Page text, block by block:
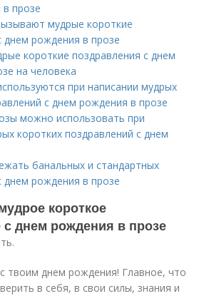
прозе
мудрые короткие
днем рождения в прозе
короткие поздравления с днем
на человека
при написании мудрых
с днем рождения в прозе
можно использовать при
коротких поздравлений с днем
банальных и стандартных
днем рождения в прозе
короткое
с днем рождения в прозе
твоим днем рождения! Главное, что
в себя, в свои силы, знания и